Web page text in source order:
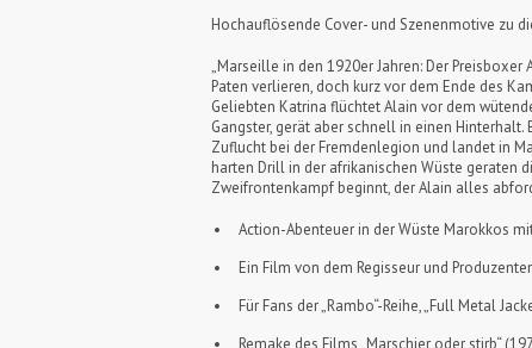
Hochauflösende Cover- und Szenenmotive zu
„Marseille in den 1920er Jahren: Der
Paten verlieren, doch kurz vor dem Ende des
Geliebten Katrina flüchtet Alain vor dem
Gangster, gerät aber schnell in einen
Zuflucht bei der Fremdenlegion und landet in
harten Drill in der afrikanischen Wüste geraten
Zweifrontenkampf beginnt, der Alain alles
Action-Abenteuer in der Wüste Marokkos
Ein Film von dem Regisseur und
Für Fans der „Rambo“-Reihe, „Full Metal
Remake des Films „Marschier oder stirb“